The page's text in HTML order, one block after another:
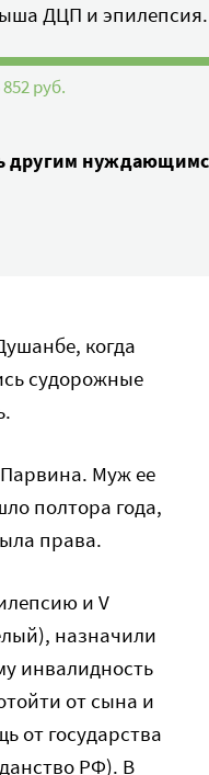
ДЦП и
руб.
другим
когда
судорожные
Парвина. Муж ее
полтора года,
права.
и V
назначили
инвалидность
от сына и
от государства
РФ). В